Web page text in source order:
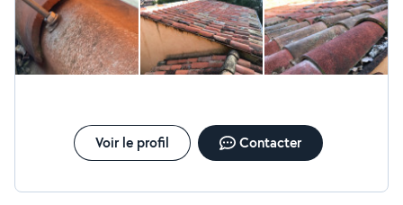
Voir le profil Contacter